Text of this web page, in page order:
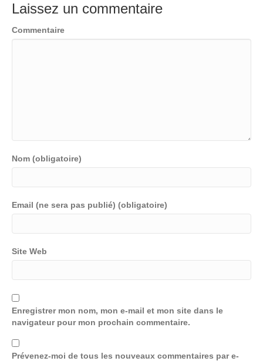
Laissez un commentaire
Commentaire
Nom (obligatoire)
Email (ne sera pas publié) (obligatoire)
Site Web
Enregistrer mon nom, mon e-mail et mon site dans le
navigateur pour mon prochain commentaire.
Prévenez-moi de tous les nouveaux commentaires par e-